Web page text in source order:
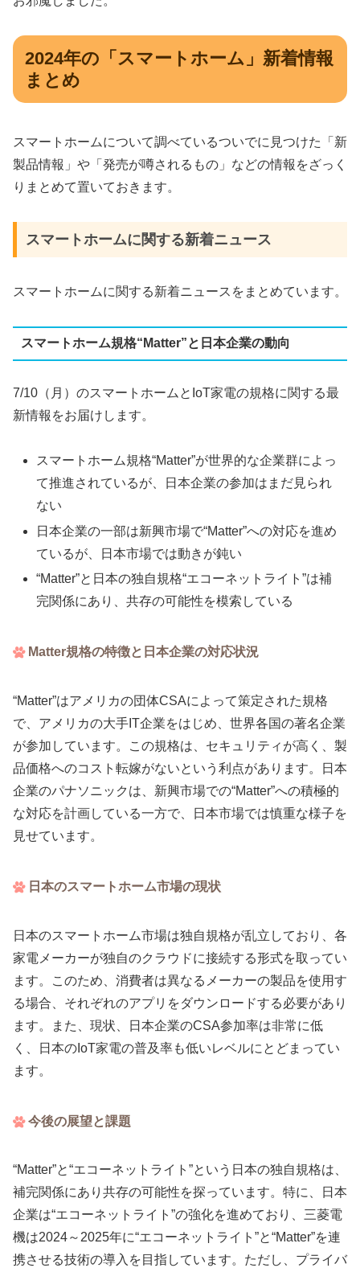
2024年の「スマートホーム」新着情報
まとめ
スマートホームについて調べているついでに見つけた「新
製品情報」や「発売が噂されるもの」などの情報をざっく
りまとめて置いておきます。
スマートホームに関する新着ニュース
スマートホームに関する新着ニュースをまとめています。
スマートホーム規格“Matter”と日本企業の動向
7/10（月）のスマートホームとIoT家電の規格に関する最
新情報をお届けします。
スマートホーム規格“Matter”が世界的な企業群によっ
て推進されているが、日本企業の参加はまだ見られ
ない
日本企業の一部は新興市場で“Matter”への対応を進め
ているが、日本市場では動きが鈍い
“Matter”と日本の独自規格“エコーネットライト”は補
完関係にあり、共存の可能性を模索している
Matter規格の特徴と日本企業の対応状況
“Matter”はアメリカの団体CSAによって策定された規格
で、アメリカの大手IT企業をはじめ、世界各国の著名企業
が参加しています。この規格は、セキュリティが高く、製
品価格へのコスト転嫁がないという利点があります。日本
企業のパナソニックは、新興市場での“Matter”への積極的
な対応を計画している一方で、日本市場では慎重な様子を
見せています。
日本のスマートホーム市場の現状
日本のスマートホーム市場は独自規格が乱立しており、各
家電メーカーが独自のクラウドに接続する形式を取ってい
ます。このため、消費者は異なるメーカーの製品を使用す
る場合、それぞれのアプリをダウンロードする必要があり
ます。また、現状、日本企業のCSA参加率は非常に低
く、日本のIoT家電の普及率も低いレベルにとどまってい
ます。
今後の展望と課題
“Matter”と“エコーネットライト”という日本の独自規格は、
補完関係にあり共存の可能性を探っています。特に、日本
企業は“エコーネットライト”の強化を進めており、三菱電
機は2024～2025年に“エコーネットライト”と“Matter”を連
携させる技術の導入を目指しています。ただし、プライバ